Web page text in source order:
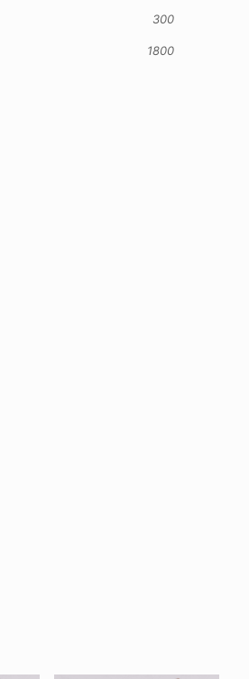
300
1800